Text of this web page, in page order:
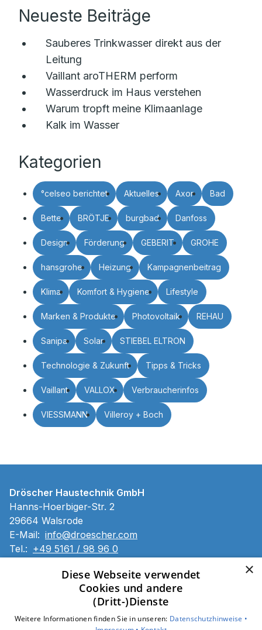
Neueste Beiträge
Sauberes Trinkwasser direkt aus der
Leitung
Vaillant aroTHERM perform
Wasserdruck im Haus verstehen
Warum tropft meine Klimaanlage
Kalk im Wasser
Kategorien
°celseo berichtet Aktuelles Axor Bad
Bette BRÖTJE burgbad Danfoss
Design Förderung GEBERIT GROHE
hansgrohe Heizung Kampagnenbeitrag
Klima Komfort & Hygiene Lifestyle
Marken & Produkte Photovoltaik REHAU
Sanipa Solar STIEBEL ELTRON
Technologie & Zukunft Tipps & Tricks
Vaillant VALLOX Verbraucherinfos
VIESSMANN Villeroy + Boch
Dröscher Haustechnik GmbH
Hanns-Hoerbiger-Str. 2
29664 Walsrode
E-Mail: info@droescher.com
Tel.: +49 5161 / 98 96 0
Datenschutzerklärung
Barrierefreiheitserklärung
Unsere Bereiche
×
Diese Webseite verwendet
Cookies und andere
(Dritt-)Dienste
Weitere Informationen finden Sie in unseren: Datenschutzhinweise •